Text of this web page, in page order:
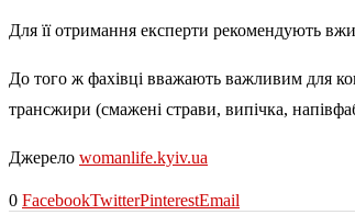
Для її отримання експерти рекомендують
До того ж фахівці вважають важливим для
трансжири (смажені страви, випічка,
Джерело womanlife.kyiv.ua
0 FacebookTwitterPinterestEmail